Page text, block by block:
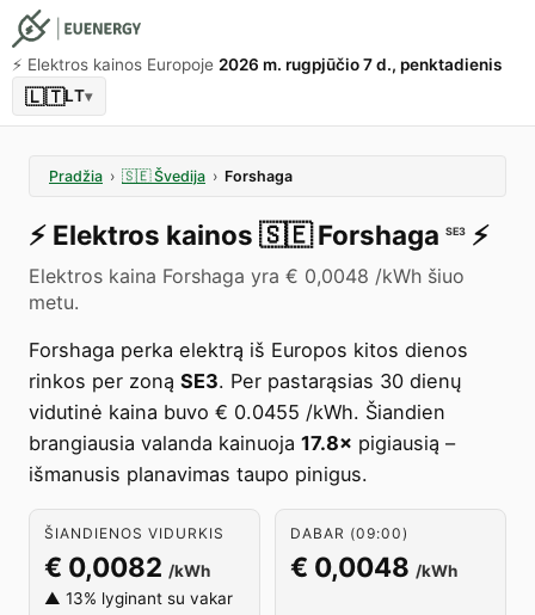
⚡️ Elektros kainos Europoje 2026 m. rugpjūčio 7 d., penktadienis
🇱🇹LT▾
Pradžia › 🇸🇪 Švedija › Forshaga
⚡️ Elektros kainos 🇸🇪 Forshaga SE3 ⚡️
Elektros kaina Forshaga yra € 0,0048 /kWh šiuo
metu.
Forshaga perka elektrą iš Europos kitos dienos
rinkos per zoną SE3. Per pastarąsias 30 dienų
vidutinė kaina buvo € 0.0455 /kWh. Šiandien
brangiausia valanda kainuoja 17.8× pigiausią –
išmanusis planavimas taupo pinigus.
ŠIANDIENOS VIDURKIS
€ 0,0082 /kWh
▲ 13% lyginant su vakar
DABAR (09:00)
€ 0,0048 /kWh